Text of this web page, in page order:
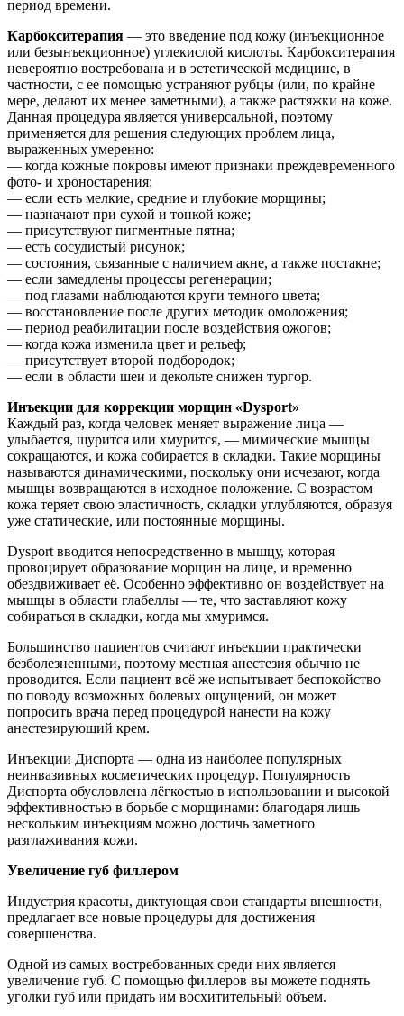
период времени.
Карбокситерапия — это введение под кожу (инъекционное
или безынъекционное) углекислой кислоты. Карбокситерапия
невероятно востребована и в эстетической медицине, в
частности, с ее помощью устраняют рубцы (или, по крайне
мере, делают их менее заметными), а также растяжки на коже.
Данная процедура является универсальной, поэтому
применяется для решения следующих проблем лица,
выраженных умеренно:
— когда кожные покровы имеют признаки преждевременного
фото- и хроностарения;
— если есть мелкие, средние и глубокие морщины;
— назначают при сухой и тонкой коже;
— присутствуют пигментные пятна;
— есть сосудистый рисунок;
— состояния, связанные с наличием акне, а также постакне;
— если замедлены процессы регенерации;
— под глазами наблюдаются круги темного цвета;
— восстановление после других методик омоложения;
— период реабилитации после воздействия ожогов;
— когда кожа изменила цвет и рельеф;
— присутствует второй подбородок;
— если в области шеи и декольте снижен тургор.
Инъекции для коррекции морщин «Dysport»
Каждый раз, когда человек меняет выражение лица —
улыбается, щурится или хмурится, — мимические мышцы
сокращаются, и кожа собирается в складки. Такие морщины
называются динамическими, поскольку они исчезают, когда
мышцы возвращаются в исходное положение. С возрастом
кожа теряет свою эластичность, складки углубляются, образуя
уже статические, или постоянные морщины.
Dysport вводится непосредственно в мышцу, которая
провоцирует образование морщин на лице, и временно
обездвиживает её. Особенно эффективно он воздействует на
мышцы в области глабеллы — те, что заставляют кожу
собираться в складки, когда мы хмуримся.
Большинство пациентов считают инъекции практически
безболезненными, поэтому местная анестезия обычно не
проводится. Если пациент всё же испытывает беспокойство
по поводу возможных болевых ощущений, он может
попросить врача перед процедурой нанести на кожу
анестезирующий крем.
Инъекции Диспорта — одна из наиболее популярных
неинвазивных косметических процедур. Популярность
Диспорта обусловлена лёгкостью в использовании и высокой
эффективностью в борьбе с морщинами: благодаря лишь
нескольким инъекциям можно достичь заметного
разглаживания кожи.
Увеличение губ филлером
Индустрия красоты, диктующая свои стандарты внешности,
предлагает все новые процедуры для достижения
совершенства.
Одной из самых востребованных среди них является
увеличение губ. С помощью филлеров вы можете поднять
уголки губ или придать им восхитительный объем.